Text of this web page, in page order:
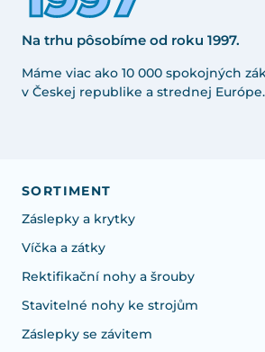
Na trhu pôsobíme od roku 1997.
Máme viac ako 10 000 spokojných
v Českej republike a strednej Európe.
SORTIMENT
Záslepky a krytky
Víčka a zátky
Rektifikační nohy a šrouby
Stavitelné nohy ke strojům
Záslepky se závitem